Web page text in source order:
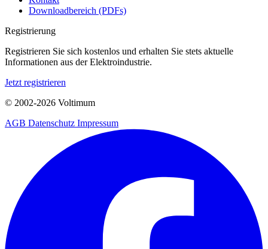
Downloadbereich (PDFs)
Registrierung
Registrieren Sie sich kostenlos und erhalten Sie stets aktuelle
Informationen aus der Elektroindustrie.
Jetzt registrieren
© 2002-2026 Voltimum
AGB Datenschutz Impressum